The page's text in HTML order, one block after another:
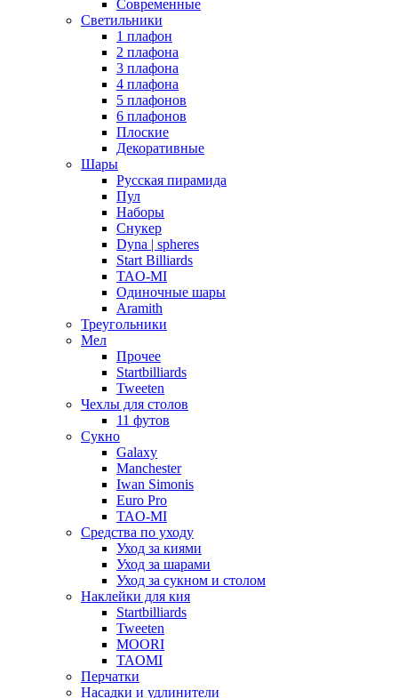
Современные
Светильники
1 плафон
2 плафона
3 плафона
4 плафона
5 плафонов
6 плафонов
Плоские
Декоративные
Шары
Русская пирамида
Пул
Наборы
Снукер
Dyna | spheres
Start Billiards
TAO-MI
Одиночные шары
Aramith
Треугольники
Мел
Прочее
Startbilliards
Tweeten
Чехлы для столов
11 футов
Сукно
Galaxy
Manchester
Iwan Simonis
Euro Pro
TAO-MI
Средства по уходу
Уход за киями
Уход за шарами
Уход за сукном и столом
Наклейки для кия
Startbilliards
Tweeten
MOORI
TAOMI
Перчатки
Насадки и удлинители